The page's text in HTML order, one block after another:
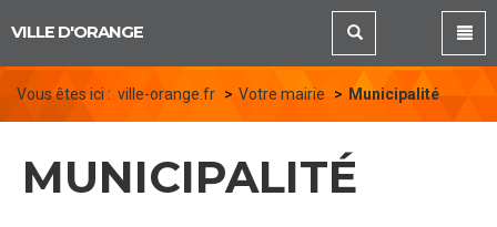
VILLE D'ORANGE
Vous êtes ici : ville-orange.fr Votre mairie Municipalité
MUNICIPALITÉ